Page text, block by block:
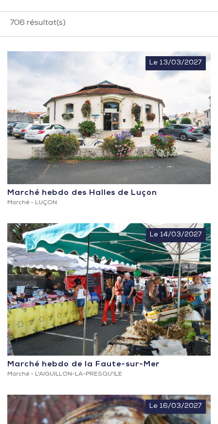
706 résultat(s)
Le 13/03/2027
Marché hebdo des Halles de Luçon
Marché - LUÇON
Le 14/03/2027
Marché hebdo de la Faute-sur-Mer
Marché - L'AIGUILLON-LA-PRESQU'ILE
Le 16/03/2027